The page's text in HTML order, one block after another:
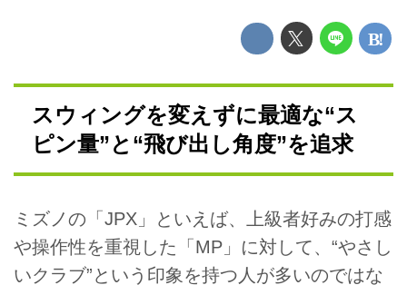
スウィングを変えずに最適な“ス
ピン量”と“飛び出し角度”を追求
ミズノの「JPX」といえば、上級者好みの打感
や操作性を重視した「MP」に対して、“やさし
いクラブ”という印象を持つ人が多いのではな